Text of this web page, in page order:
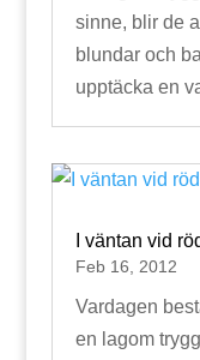
sinne, blir de
blundar och
upptäcka en
I väntan vid
Feb 16, 2012
Vardagen
en lagom